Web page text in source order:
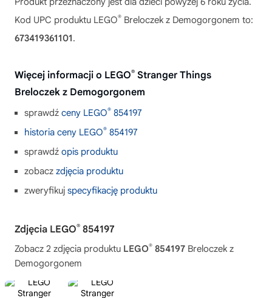
Kod UPC produktu LEGO® Breloczek z Demogorgonem to:
673419361101.
Więcej informacji o LEGO® Stranger Things
Breloczek z Demogorgonem
sprawdź ceny LEGO® 854197
historia ceny LEGO® 854197
sprawdź opis produktu
zobacz zdjęcia produktu
zweryfikuj specyfikację produktu
Zdjęcia LEGO® 854197
Zobacz 2 zdjęcia produktu LEGO® 854197 Breloczek z
Demogorgonem